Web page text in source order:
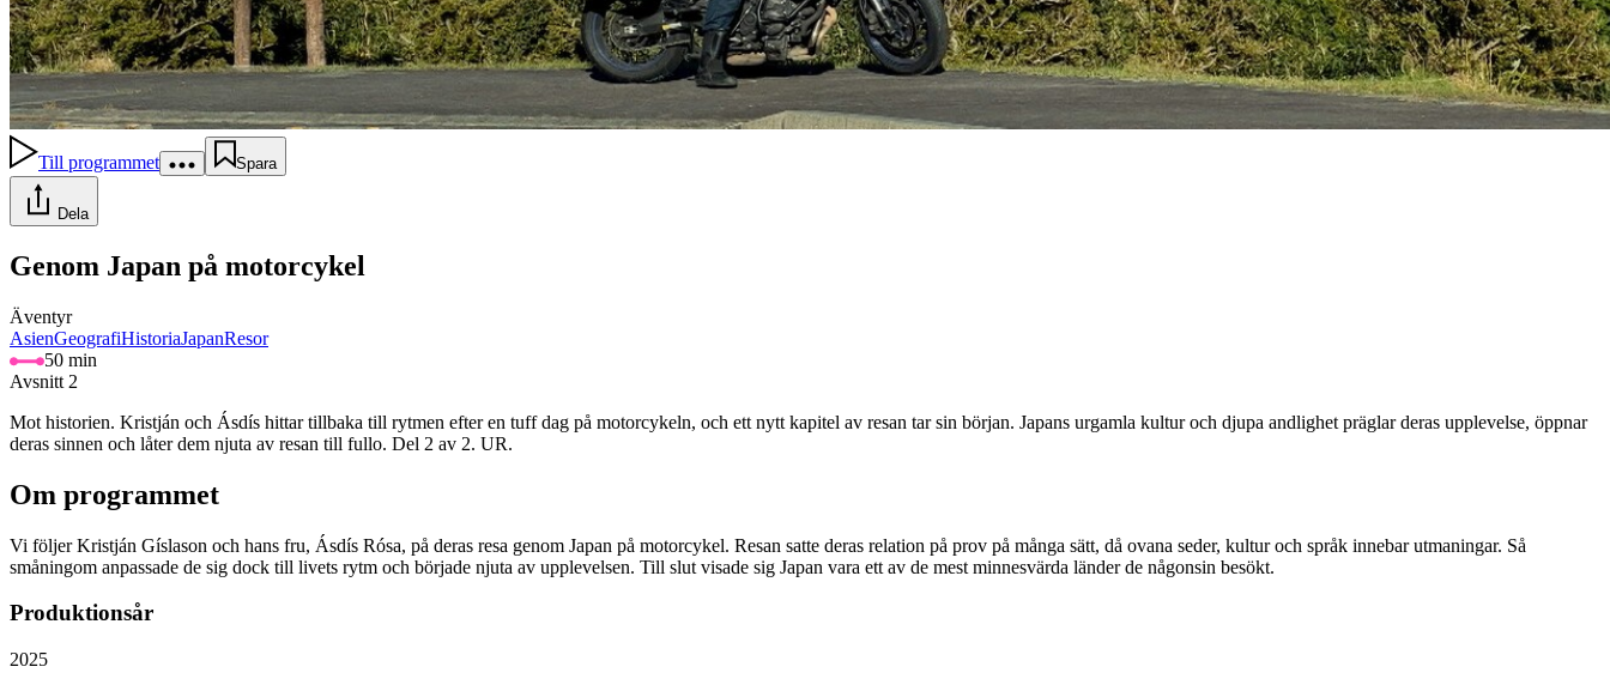
Till programmet Spara
Dela
Genom Japan på motorcykel
Äventyr
AsienGeografiHistoriaJapanResor
50 min
Avsnitt 2
Mot historien. Kristján och Ásdís hittar tillbaka till rytmen efter en tuff dag på motorcykeln, och ett nytt kapitel av resan tar sin början. Japans urgamla kultur och djupa andlighet präglar deras upplevelse, öppnar
deras sinnen och låter dem njuta av resan till fullo. Del 2 av 2. UR.
Om programmet
Vi följer Kristján Gíslason och hans fru, Ásdís Rósa, på deras resa genom Japan på motorcykel. Resan satte deras relation på prov på många sätt, då ovana seder, kultur och språk innebar utmaningar. Så
småningom anpassade de sig dock till livets rytm och började njuta av upplevelsen. Till slut visade sig Japan vara ett av de mest minnesvärda länder de någonsin besökt.
Produktionsår
2025